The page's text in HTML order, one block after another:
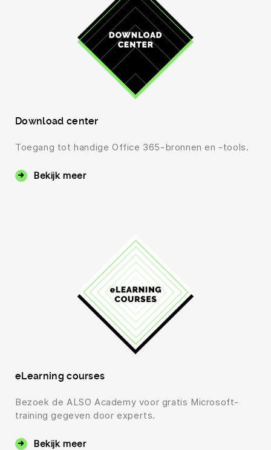
Download center
Toegang tot handige Office 365-bronnen en -tools.
Bekijk meer
eLearning courses
Bezoek de ALSO Academy voor gratis Microsoft-
training gegeven door experts.
Bekijk meer